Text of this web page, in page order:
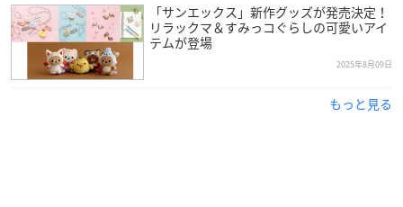
「サンエックス」新作グッズが発売決定！
リラックマ＆すみっコぐらしの可愛いアイ
テムが登場
2025年8月09日
もっと見る